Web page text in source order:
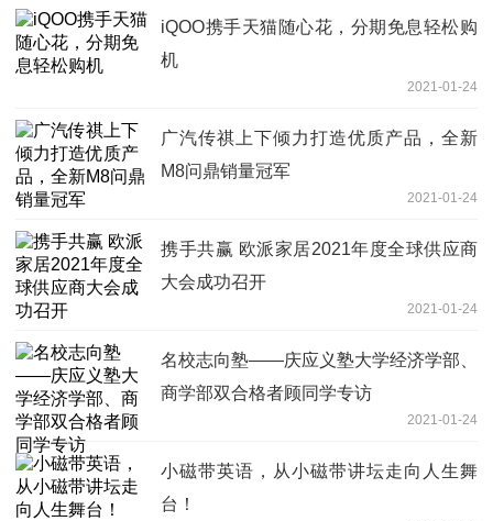
iQOO携手天猫随心花，分期免息轻松购
机
2021-01-24
广汽传祺上下倾力打造优质产品，全新
M8问鼎销量冠军
2021-01-24
携手共赢 欧派家居2021年度全球供应商
大会成功召开
2021-01-24
名校志向塾——庆应义塾大学经济学部、
商学部双合格者顾同学专访
2021-01-24
小磁带英语，从小磁带讲坛走向人生舞
台！